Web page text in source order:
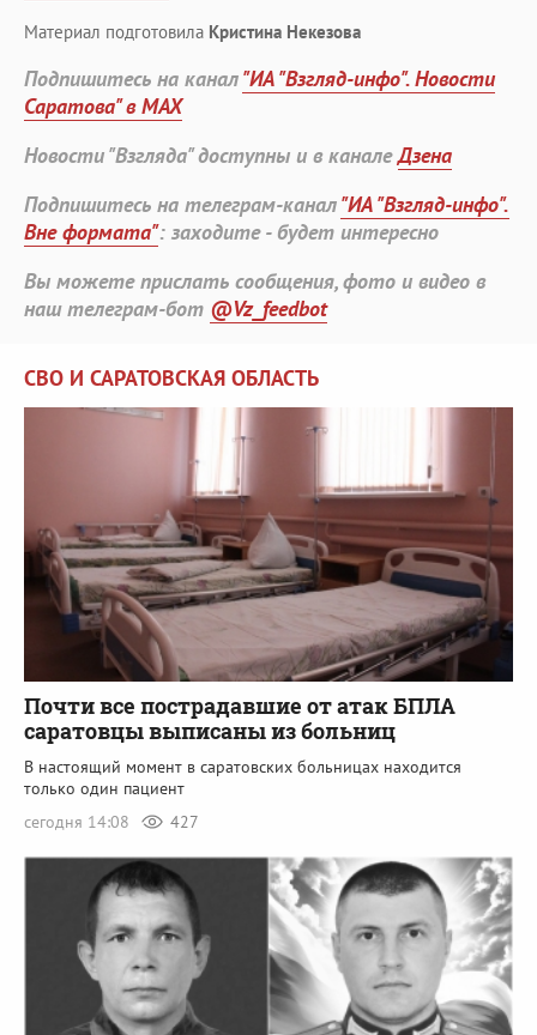
Материал подготовила Кристина Некезова
Подпишитесь на канал"ИА "Взгляд-инфо". Новости
Саратова" в MAX
Новости "Взгляда" доступны и в каналеДзена
Подпишитесь на телеграм-канал"ИА "Взгляд-инфо".
Вне формата": заходите - будет интересно
Вы можете прислать сообщения, фото и видео в
наш телеграм-бот @Vz_feedbot
СВО И САРАТОВСКАЯ ОБЛАСТЬ
Почти все пострадавшие от атак БПЛА
саратовцы выписаны из больниц
В настоящий момент в саратовских больницах находится
только один пациент
сегодня 14:08
427